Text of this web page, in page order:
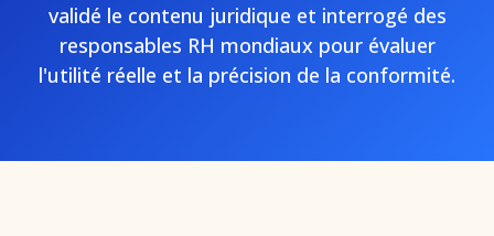
validé le contenu juridique et interrogé des
responsables RH mondiaux pour évaluer
l'utilité réelle et la précision de la conformité.